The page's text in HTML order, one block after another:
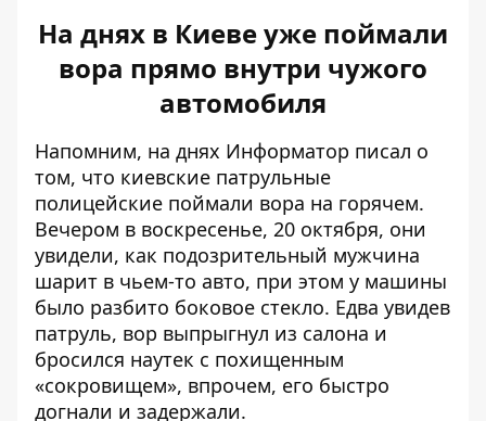
На днях в Киеве уже поймали
вора прямо внутри чужого
автомобиля
Напомним, на днях Информатор писал о
том, что киевские патрульные
полицейские поймали вора на горячем.
Вечером в воскресенье, 20 октября, они
увидели, как подозрительный мужчина
шарит в чьем-то авто, при этом у машины
было разбито боковое стекло. Едва увидев
патруль, вор выпрыгнул из салона и
бросился наутек с похищенным
«сокровищем», впрочем, его быстро
догнали и задержали.